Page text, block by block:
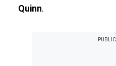
Quinn.